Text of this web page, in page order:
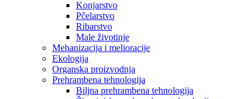
Konjarstvo
Pčelarstvo
Ribarstvo
Male životinje
Mehanizacija i melioracije
Ekologija
Organska proizvodnja
Prehrambena tehnologija
Biljna prehrambena tehnologija